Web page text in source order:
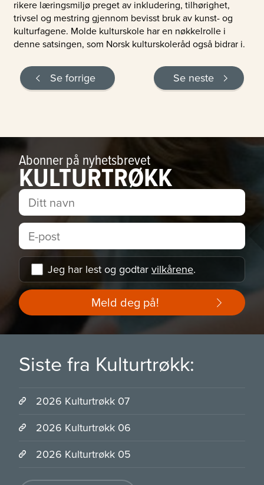
rikere læringsmiljø preget av inkludering, tilhørighet,
trivsel og mestring gjennom bevisst bruk av kunst- og
kulturfagene. Molde kulturskole har en nøkkelrolle i
denne satsingen, som Norsk kulturskoleråd også bidrar i.
Se forrige Se neste
Abonner på nyhetsbrevet
KULTURTRØKK
Jeg har lest og godtar vilkårene.
Meld deg på!
Siste fra Kulturtrøkk:
2026 Kulturtrøkk 07
2026 Kulturtrøkk 06
2026 Kulturtrøkk 05